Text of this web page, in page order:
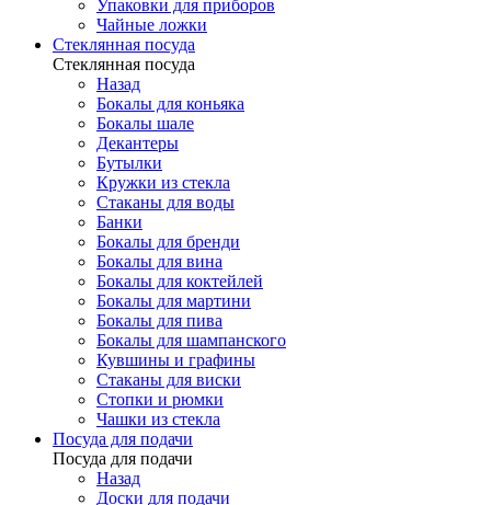
Упаковки для приборов
Чайные ложки
Стеклянная посуда
Стеклянная посуда
Назад
Бокалы для коньяка
Бокалы шале
Декантеры
Бутылки
Кружки из стекла
Стаканы для воды
Банки
Бокалы для бренди
Бокалы для вина
Бокалы для коктейлей
Бокалы для мартини
Бокалы для пива
Бокалы для шампанского
Кувшины и графины
Стаканы для виски
Стопки и рюмки
Чашки из стекла
Посуда для подачи
Посуда для подачи
Назад
Доски для подачи